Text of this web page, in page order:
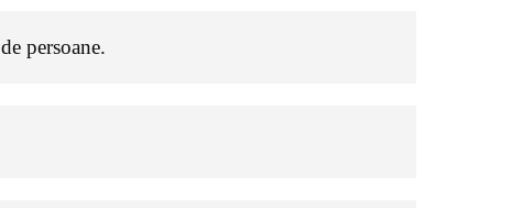
de persoane.